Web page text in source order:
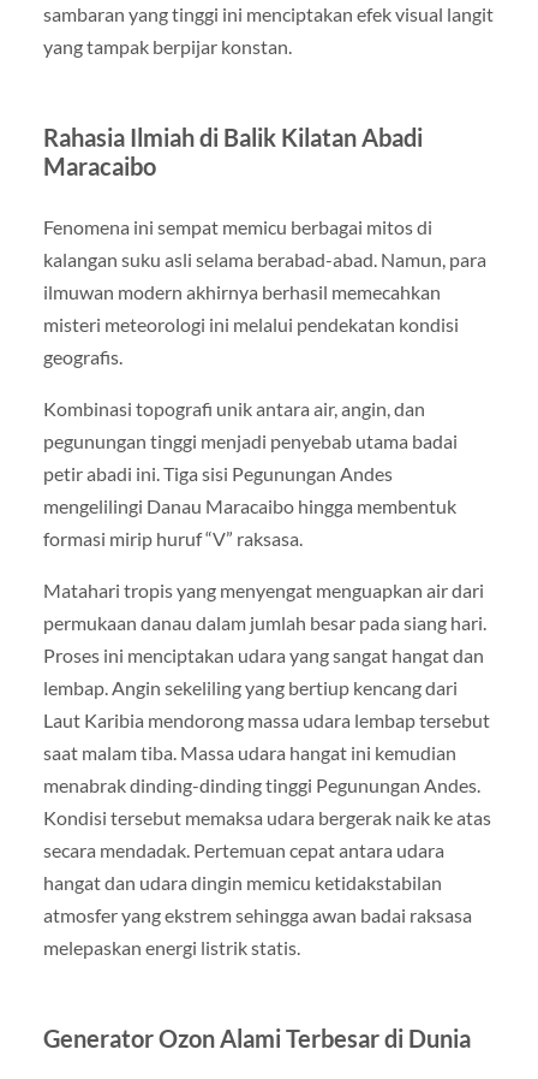
sambaran yang tinggi ini menciptakan efek visual langit
yang tampak berpijar konstan.
Rahasia Ilmiah di Balik Kilatan Abadi
Maracaibo
Fenomena ini sempat memicu berbagai mitos di
kalangan suku asli selama berabad-abad. Namun, para
ilmuwan modern akhirnya berhasil memecahkan
misteri meteorologi ini melalui pendekatan kondisi
geografis.
Kombinasi topografi unik antara air, angin, dan
pegunungan tinggi menjadi penyebab utama badai
petir abadi ini. Tiga sisi Pegunungan Andes
mengelilingi Danau Maracaibo hingga membentuk
formasi mirip huruf “V” raksasa.
Matahari tropis yang menyengat menguapkan air dari
permukaan danau dalam jumlah besar pada siang hari.
Proses ini menciptakan udara yang sangat hangat dan
lembap. Angin sekeliling yang bertiup kencang dari
Laut Karibia mendorong massa udara lembap tersebut
saat malam tiba. Massa udara hangat ini kemudian
menabrak dinding-dinding tinggi Pegunungan Andes.
Kondisi tersebut memaksa udara bergerak naik ke atas
secara mendadak. Pertemuan cepat antara udara
hangat dan udara dingin memicu ketidakstabilan
atmosfer yang ekstrem sehingga awan badai raksasa
melepaskan energi listrik statis.
Generator Ozon Alami Terbesar di Dunia